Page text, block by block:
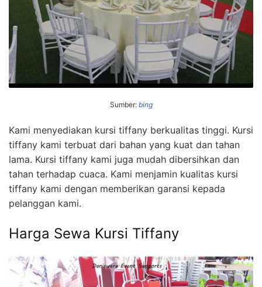
Sumber: bing
Kami menyediakan kursi tiffany berkualitas tinggi. Kursi
tiffany kami terbuat dari bahan yang kuat dan tahan
lama. Kursi tiffany kami juga mudah dibersihkan dan
tahan terhadap cuaca. Kami menjamin kualitas kursi
tiffany kami dengan memberikan garansi kepada
pelanggan kami.
Harga Sewa Kursi Tiffany